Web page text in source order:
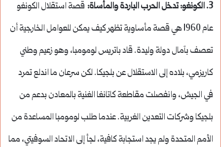
3. الكونغو: تدخل الحرب الباردة والمأساة:
قصة استقلال الكونغو
عام 1960 هي قصة مأساوية تظهر كيف يمكن للعوامل الخارجية أن
تعصف بآمال دولة وليدة. قاد باتريس لومومبا، وهو زعيم وطني
كاريزمي، بلاده إلى الاستقلال عن بلجيكا. لكن سرعان ما اندلع تمرد
في الجيش، وانفصلت مقاطعة كاتانغا الغنية بالمعادن بدعم من
بلجيكا وشركات التعدين الغربية. عندما طلب لومومبا المساعدة من
الأمم المتحدة ولم يجد استجابة كافية، لجأ إلى الاتحاد السوفيتي، مما